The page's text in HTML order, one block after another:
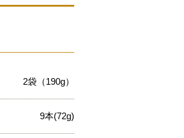
2袋（190g）
9本(72g)